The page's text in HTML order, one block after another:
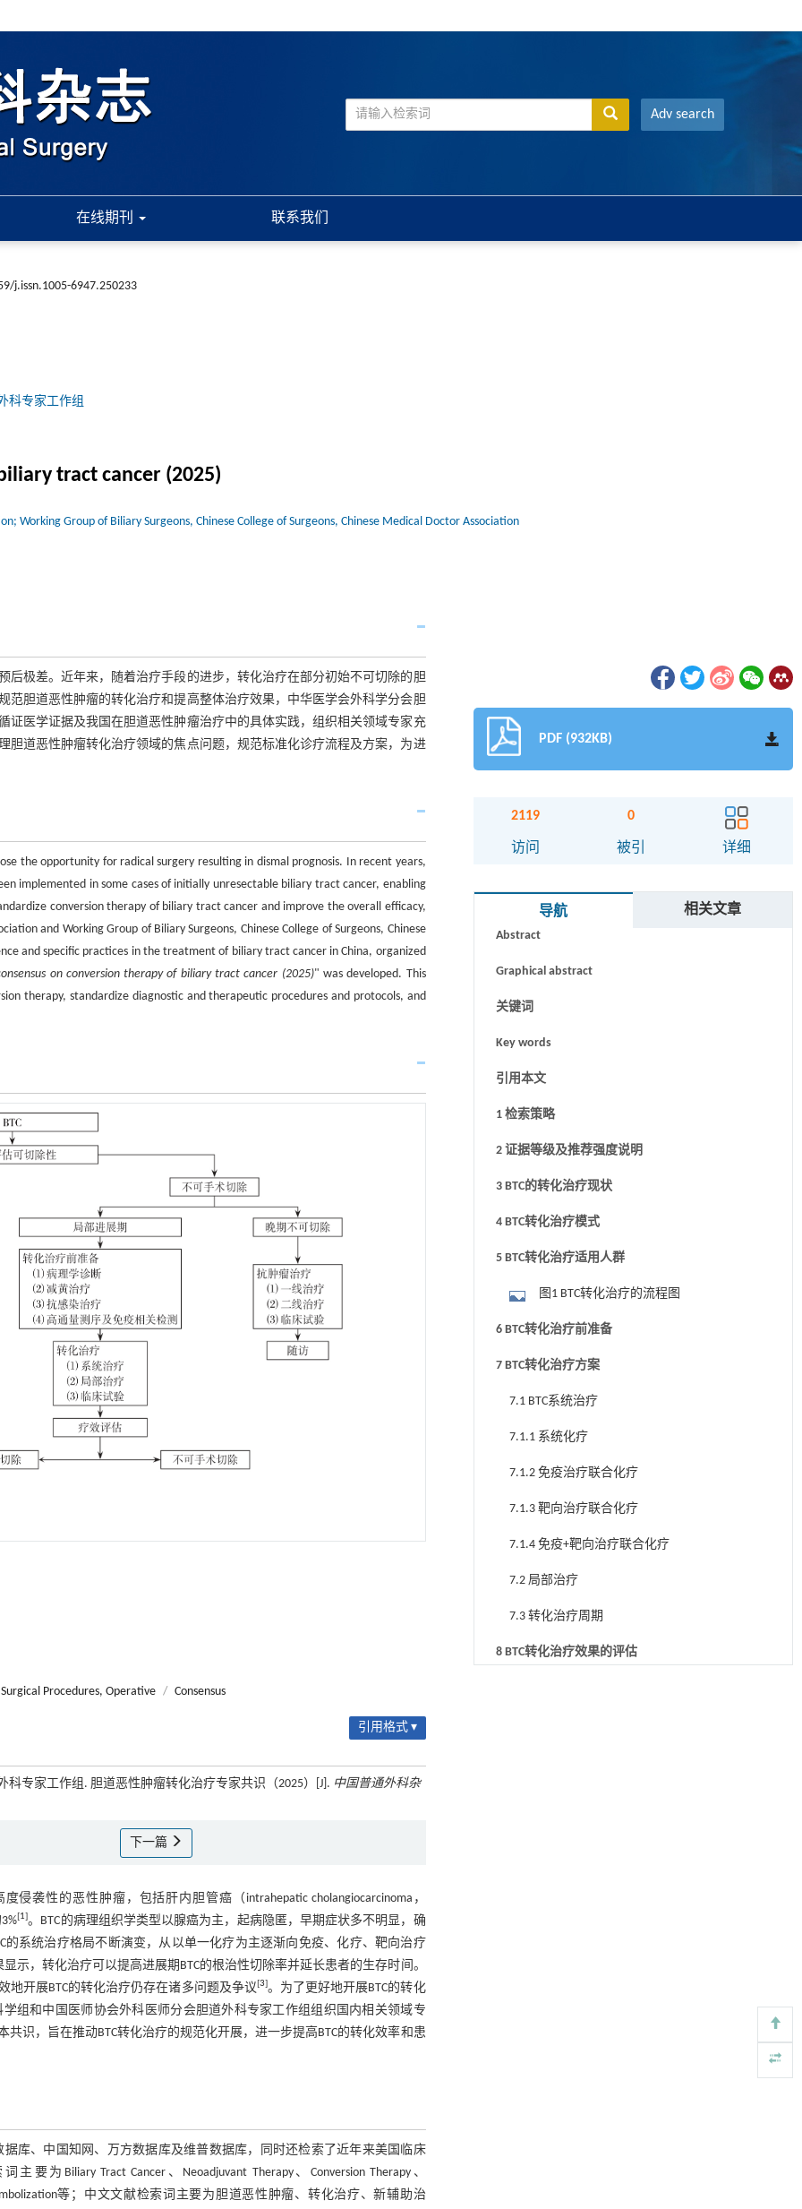
Adv search
在线期刊 联系我们
j.issn.1005-6947.250233
科专家工作组
tract cancer (2025)
Working Group of Biliary Surgeons, Chinese College of Surgeons, Chinese Medical Doctor Association
极差。近年来，随着治疗手段的进步，转化治疗在部分初始不可切除的胆
胆道恶性肿瘤的转化治疗和提高整体治疗效果，中华医学会外科学分会胆
医学证据及我国在胆道恶性肿瘤治疗中的具体实践，组织相关领域专家充
胆道恶性肿瘤转化治疗领域的焦点问题，规范标准化诊疗流程及方案，为进
the opportunity for radical surgery resulting in dismal prognosis. In recent years,
implemented in some cases of initially unresectable biliary tract cancer, enabling
conversion therapy of biliary tract cancer and improve the overall efficacy,
and Working Group of Biliary Surgeons, Chinese College of Surgeons, Chinese
and specific practices in the treatment of biliary tract cancer in China, organized
on conversion therapy of biliary tract cancer (2025)" was developed. This
therapy, standardize diagnostic and therapeutic procedures and protocols, and
Surgical Procedures, Operative / Consensus
引用格式 ▾
专家工作组. 胆道恶性肿瘤转化治疗专家共识（2025）[J]. 中国普通外科杂
下一篇
侵袭性的恶性肿瘤，包括肝内胆管癌（intrahepatic cholangiocarcinoma，
[1]。BTC的病理组织学类型以腺癌为主，起病隐匿，早期症状多不明显，确
的系统治疗格局不断演变，从以单一化疗为主逐渐向免疫、化疗、靶向治疗
示，转化治疗可以提高进展期BTC的根治性切除率并延长患者的生存时间。
开展BTC的转化治疗仍存在诸多问题及争议[3]。为了更好地开展BTC的转化
组和中国医师协会外科医师分会胆道外科专家工作组组织国内相关领域专
识，旨在推动BTC转化治疗的规范化开展，进一步提高BTC的转化效率和患
据库、中国知网、万方数据库及维普数据库，同时还检索了近年来美国临床
Biliary Tract Cancer、Neoadjuvant Therapy、Conversion Therapy、
等；中文文献检索词主要为胆道恶性肿瘤、转化治疗、新辅助治
PDF (932KB)
2119
访问
0
被引 详细
导航 相关文章
Abstract
Graphical abstract
关键词
Key words
引用本文
1 检索策略
2 证据等级及推荐强度说明
3 BTC的转化治疗现状
4 BTC转化治疗模式
5 BTC转化治疗适用人群
图1 BTC转化治疗的流程图
6 BTC转化治疗前准备
7 BTC转化治疗方案
7.1 BTC系统治疗
7.1.1 系统化疗
7.1.2 免疫治疗联合化疗
7.1.3 靶向治疗联合化疗
7.1.4 免疫+靶向治疗联合化疗
7.2 局部治疗
7.3 转化治疗周期
8 BTC转化治疗效果的评估